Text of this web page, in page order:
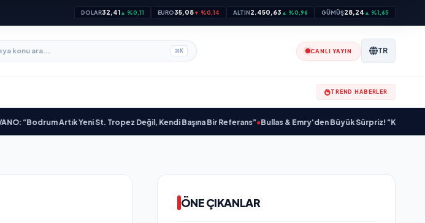
DOLAR32,41▲ %0,11 EURO35,08▼ %0,14 ALTIN2.450,63 ▲ %0,96 GÜMÜŞ28,24 ▲ %1,65
⌘K CANLI YAYIN TR
TREND HABERLER
Artık Yeni St. Tropez Değil, Kendi Başına Bir Referans”•Bullas & Emry'den Büyük Sürpriz! "Kaç Kurtul" ile
ÖNE ÇIKANLAR